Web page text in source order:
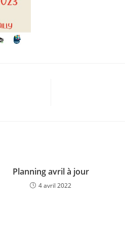
Planning avril à jour
4 avril 2022